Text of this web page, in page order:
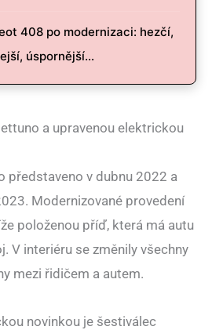
408 po modernizaci: hezčí,
úspornější…
a upravenou elektrickou
představeno v dubnu 2022 a
Modernizované provedení
položenou příď, která má autu
V interiéru se změnily všechny
mezi řidičem a autem.
novinkou je šestiválec